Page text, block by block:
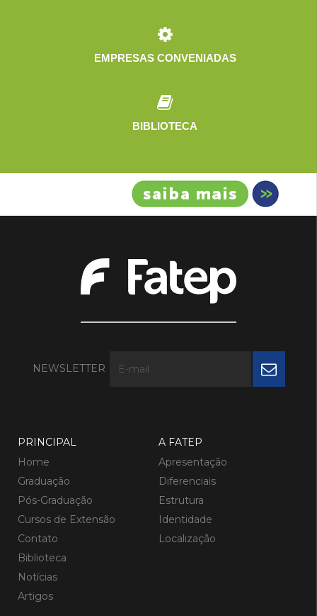
EMPRESAS CONVENIADAS
BIBLIOTECA
NEWSLETTER
PRINCIPAL
Home
Graduação
Pós-Graduação
Cursos de Extensão
Contato
Biblioteca
Notícias
Artigos
A FATEP
Apresentação
Diferenciais
Estrutura
Identidade
Localização